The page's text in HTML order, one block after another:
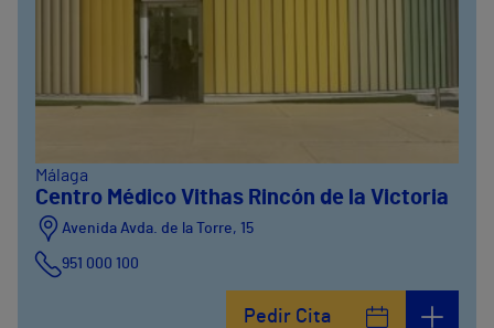
Málaga
Centro Médico Vithas Rincón de la Victoria
Avenida Avda. de la Torre, 15
951 000 100
Pedir Cita